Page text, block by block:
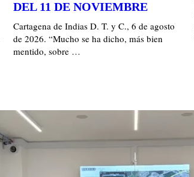
DEL 11 DE NOVIEMBRE
Cartagena de Indias D. T. y C., 6 de agosto
de 2026. “Mucho se ha dicho, más bien
mentido, sobre …